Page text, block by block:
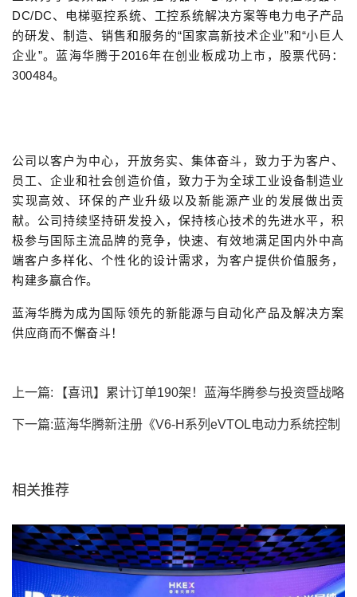
DC/DC、电梯驱控系统、工控系统解决方案等电力电子产品
的研发、制造、销售和服务的“国家高新技术企业”和“小巨人
企业”。蓝海华腾于2016年在创业板成功上市，股票代码：
300484。
公司以客户为中心，开放务实、集体奋斗，致力于为客户、
员工、企业和社会创造价值，致力于为全球工业设备制造业
实现高效、环保的产业升级以及新能源产业的发展做出贡
献。公司持续坚持研发投入，保持核心技术的先进水平，积
极参与国际主流品牌的竞争，快速、有效地满足国内外中高
端客户多样化、个性化的设计需求，为客户提供价值服务，
构建多赢合作。
蓝海华腾为成为国际领先的新能源与自动化产品及解决方案
供应商而不懈奋斗！
上一篇:
【喜讯】累计订单190架！蓝海华腾参与投资暨战略
合作伙伴览翌...
下一篇:蓝海华腾新注册《V6-H系列eVTOL电动力系统控制
相关推荐